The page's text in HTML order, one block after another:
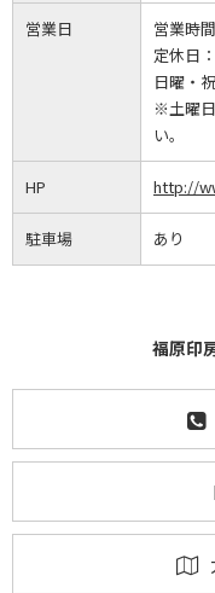
営業日 営業時
定休日：
日曜・
※土曜
い｡
HP http://
駐車場 あり
福原印